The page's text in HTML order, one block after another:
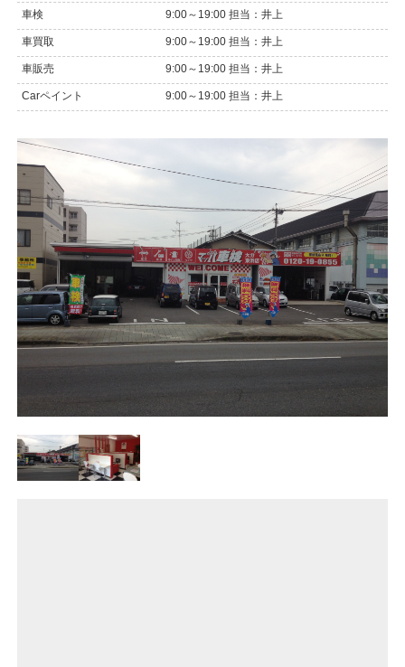
車検 9:00～19:00 担当：井上
車買取 9:00～19:00 担当：井上
車販売 9:00～19:00 担当：井上
Carペイント 9:00～19:00 担当：井上